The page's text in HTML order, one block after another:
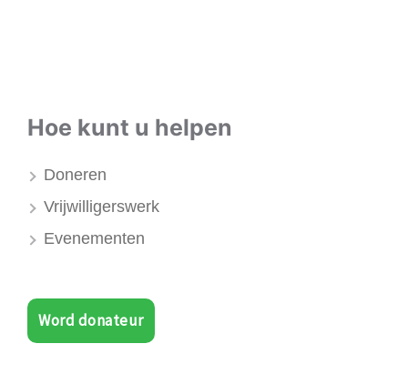
Hoe kunt u helpen
Doneren
Vrijwilligerswerk
Evenementen
Word donateur